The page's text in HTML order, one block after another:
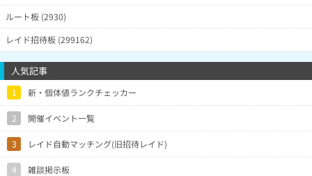
ルート板 (2930)
レイド招待板 (299162)
人気記事
1 新・個体値ランクチェッカー
2 開催イベント一覧
3 レイド自動マッチング(旧招待レイド)
4 雑談掲示板